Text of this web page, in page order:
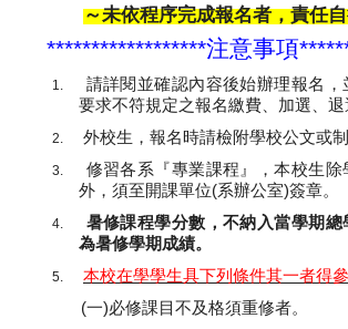
～未依程序完成報名者，責任
******************注意事項
1. 請詳閱並確認內容後始辦理報名，
要求不符規定之報名繳費、加選、退
2. 外校生，報名時請檢附學校公文或制
3. 修習各系『專業課程』，本校生
外，須至開課單位(系辦公室)簽章。
4. 暑修課程學分數，不納入當學期
為暑修學期成績。
5. 本校在學學生具下列條件其一者得
(一)必修課目不及格須重修者。